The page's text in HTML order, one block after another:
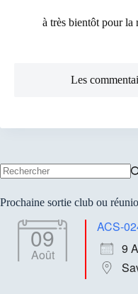
à très bientôt pour la
Les
résultat
Prochaine sortie club ou
09
Août
ACS-
9